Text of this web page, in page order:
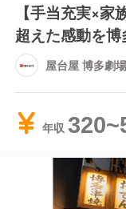
【手当充実×
超えた感動を
屋台屋 博多劇
年収